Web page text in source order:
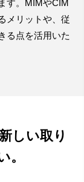
す。MIMやCIM
メリットや、従
る点を活用いた
しい取り
。